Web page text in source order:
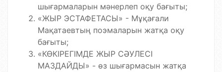
шығармаларын мәнерлеп оқу бағыты;
«ЖЫР ЭСТАФЕТАСЫ» - Мұқағали
Мақатаевтың поэмаларын жатқа оқу
бағыты;
«КӨКІРЕГІМДЕ ЖЫР СӘУЛЕСІ
МАЗДАЙДЫ» - өз шығармасын жатқа